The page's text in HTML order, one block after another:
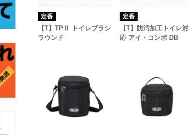
定番
【T】TPⅡ トイレブラシ
ラウンド
定番
【T】防汚加工トイレ対
応 アイ・コンポ DB